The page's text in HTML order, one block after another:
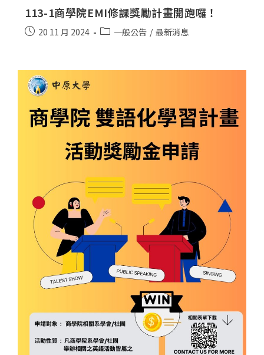
113-1商學院EMI修課獎勵計畫開跑囉！
20 11 月 2024 一般公告 / 最新消息